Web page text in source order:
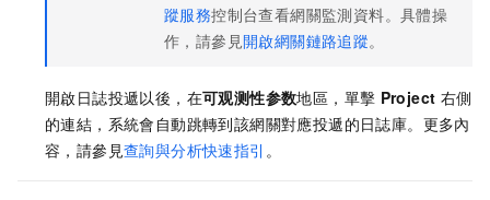
蹤服務控制台查看網關監測資料。具體操
作，請參見開啟網關鏈路追蹤。
開啟日誌投遞以後，在可观测性参数地區，單擊 Project 右側
的連結，系統會自動跳轉到該網關對應投遞的日誌庫。更多內
容，請參見查詢與分析快速指引 。